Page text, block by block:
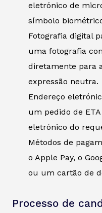
eletrónico de
símbolo
Fotografia digital
uma fotografia
diretamente para
expressão neutra.
Endereço
um pedido de
eletrónico do
Métodos de
o Apple Pay, o
ou um cartão de
Processo de